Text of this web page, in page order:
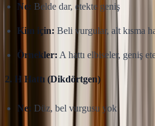
Ne: Belde dar, etekte geniş
Kim için: Beli vurgular, alt kısma
Örnekler: A hattı elbiseler, geniş
2. H Hattı (Dikdörtgen)
Ne: Düz, bel vurgusu yok